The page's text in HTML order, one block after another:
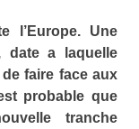
l’Europe. Une
date a laquelle
de faire face aux
probable que
tranche